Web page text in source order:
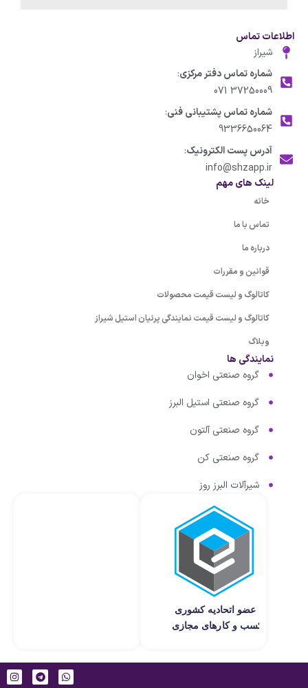
اطلاعات تماس
شیراز
شماره تماس دفتر مرکزی:
37250009 071
شماره تماس پشتیبانی فنی:
9336650064
آدرس پست الکترونیک:
info@shzapp.ir
لینک های مهم
خانه
تماس با ما
درباره ما
قوانین و مقررات
کاتالوگ و لیست قیمت محصولات
کاتالوگ و لیست قیمت نمایندگی پرنیان استیل شیراز
وبلاگ
نمایندگی ها
گروه صنعتی اخوان
گروه صنعتی استیل البرز
گروه صنعتی آلتون
گروه صنعتی کن
شیرآلات البرز روز